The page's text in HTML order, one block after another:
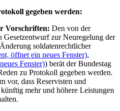
gegeben werden:
Vorschriften: Den von der
Gesetzentwurf zur Neuregelung der
soldatenrechtlicher
öffnet ein neues Fenster),
Fenster)) berät der Bundestag
zu Protokoll gegeben werden.
vor, dass Reservisten und
mehr und höhere Leistungen